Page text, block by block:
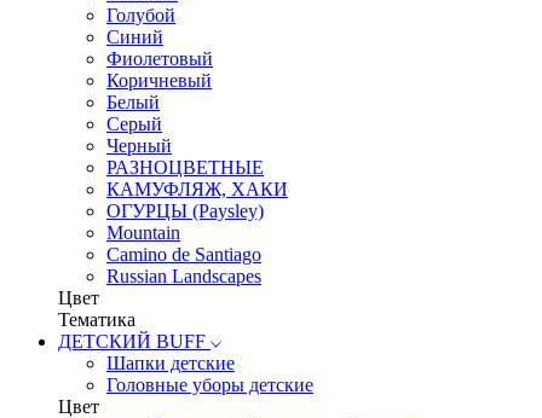
Голубой
Синий
Фиолетовый
Коричневый
Белый
Серый
Черный
РАЗНОЦВЕТНЫЕ
КАМУФЛЯЖ, ХАКИ
ОГУРЦЫ (Paysley)
Mountain
Camino de Santiago
Russian Landscapes
Цвет
Тематика
ДЕТСКИЙ BUFF
Шапки детские
Головные уборы детские
Цвет